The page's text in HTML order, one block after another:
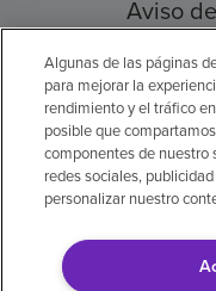
Aviso
© 2026
Algunas de las páginas
para mejorar la
rendimiento y el tráfico
posible que
componentes de nuestro
redes sociales,
personalizar nuestro